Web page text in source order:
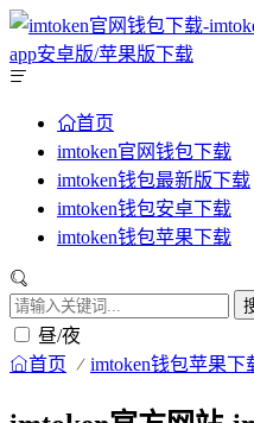
首页
imtoken官网钱包下载
imtoken钱包最新版下载
imtoken钱包安卓下载
imtoken钱包苹果下载
昼/夜
首页 imtoken钱包苹果下